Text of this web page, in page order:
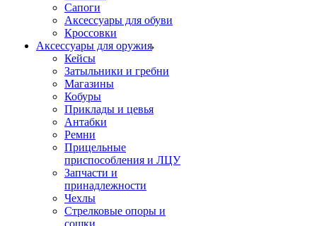
Сапоги
Аксессуары для обуви
Кроссовки
Аксессуары для оружия
Кейсы
Затыльники и гребни
Магазины
Кобуры
Приклады и цевья
Антабки
Ремни
Прицельные
приспособления и ЛЦУ
Запчасти и
принадлежности
Чехлы
Стрелковые опоры и
сошки